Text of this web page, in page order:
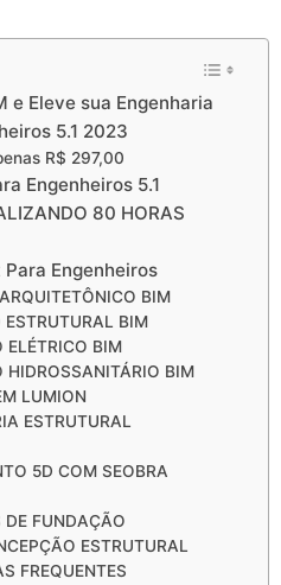
e Eleve sua Engenharia
5.1 2023
R$ 297,00
Engenheiros 5.1
80 HORAS
Engenheiros
BIM
BIM
ELÉTRICO BIM
HIDROSSANITÁRIO BIM
LUMION
ESTRUTURAL
5D COM SEOBRA
DE FUNDAÇÃO
ESTRUTURAL
FREQUENTES